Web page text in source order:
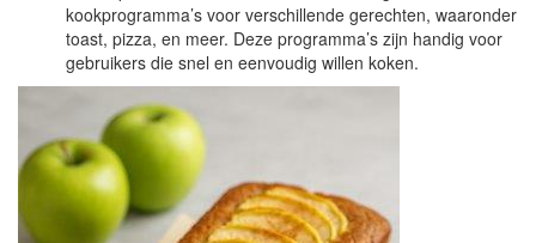
kookprogramma’s voor verschillende gerechten, waaronder
toast, pizza, en meer. Deze programma’s zijn handig voor
gebruikers die snel en eenvoudig willen koken.